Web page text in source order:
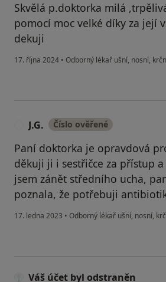
Skvělá p.doktorka milá
pomocí moc velké díky za její
dekuji
17. října 2024 • Odborný lékař ušní, nosní,
J.G. Číslo ověřené
Paní doktorka je opravdová
děkuji ji i sestřičce za přístup
jsem zánět středního ucha,
poznala, že potřebuji
17. ledna 2023 • Odborný lékař ušní, nosní,
Váš účet byl odstraněn